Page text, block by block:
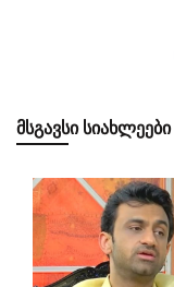
ᲛᲡᲒᲐᲕᲡᲘ ᲡᲘᲐᲮᲚᲔᲔᲑᲘ